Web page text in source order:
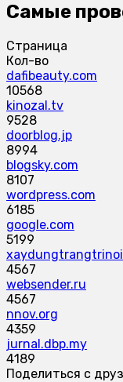
Самые
Страница
Кол-во
dafibeauty.com
10568
kinozal.tv
9528
doorblog.jp
8994
blogsky.com
8107
wordpress.com
6185
google.com
5199
4567
websender.ru
4567
nnov.org
4359
jurnal.dbp.my
4189
Поделиться с